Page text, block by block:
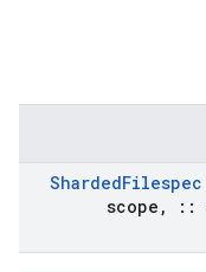
ShardedFilespec
scope , ::